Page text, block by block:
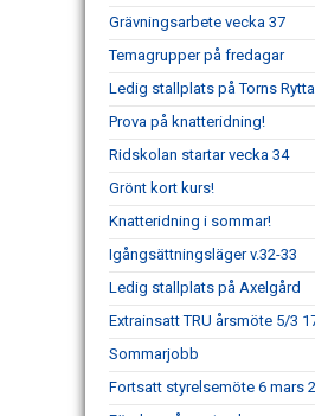
Grävningsarbete vecka 37
Temagrupper på fredagar
Ledig stallplats på Torns
Prova på knatteridning!
Ridskolan startar vecka 34
Grönt kort kurs!
Knatteridning i sommar!
Igångsättningsläger v.32-33
Ledig stallplats på Axelgård
Extrainsatt TRU årsmöte 5/3
Sommarjobb
Fortsatt styrelsemöte 6 mars